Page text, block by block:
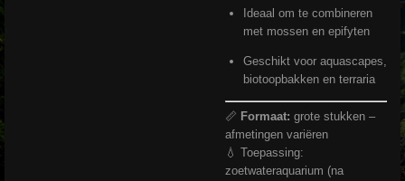
Ideaal om te combineren
met mossen en epifyten
Geschikt voor aquascapes,
biotoopbakken en terraria
📏 Formaat: grote stukken –
afmetingen variëren
💧 Toepassing:
zoetwateraquarium (na